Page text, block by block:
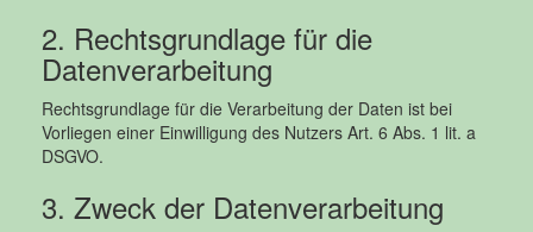
2. Rechtsgrundlage für die
Datenverarbeitung
Rechtsgrundlage für die Verarbeitung der Daten ist bei
Vorliegen einer Einwilligung des Nutzers Art. 6 Abs. 1 lit. a
DSGVO.
3. Zweck der Datenverarbeitung